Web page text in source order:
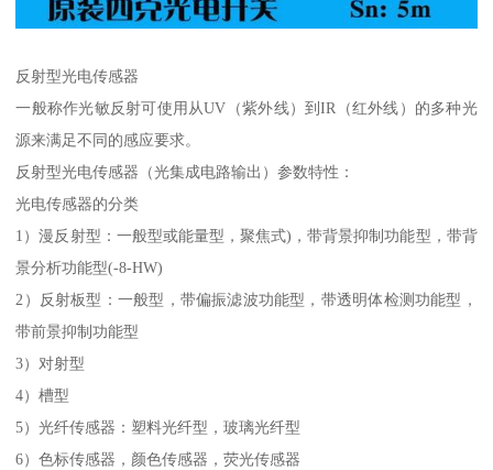
反射型光电传感器
一般称作光敏反射可使用从UV（紫外线）到IR（红外线）的多种光
源来满足不同的感应要求。
反射型光电传感器（光集成电路输出）参数特性：
光电传感器的分类
1）漫反射型：一般型或能量型，聚焦式)，带背景抑制功能型，带背
景分析功能型(-8-HW)
2）反射板型：一般型，带偏振滤波功能型，带透明体检测功能型，
带前景抑制功能型
3）对射型
4）槽型
5）光纤传感器：塑料光纤型，玻璃光纤型
6）色标传感器，颜色传感器，荧光传感器